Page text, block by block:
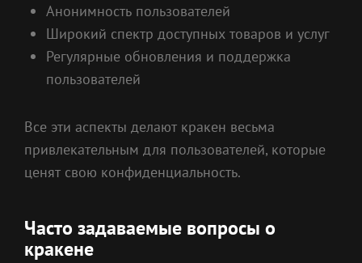
Анонимность пользователей
Широкий спектр доступных товаров и услуг
Регулярные обновления и поддержка
пользователей
Все эти аспекты делают кракен весьма
привлекательным для пользователей, которые
ценят свою конфиденциальность.
Часто задаваемые вопросы о
кракене